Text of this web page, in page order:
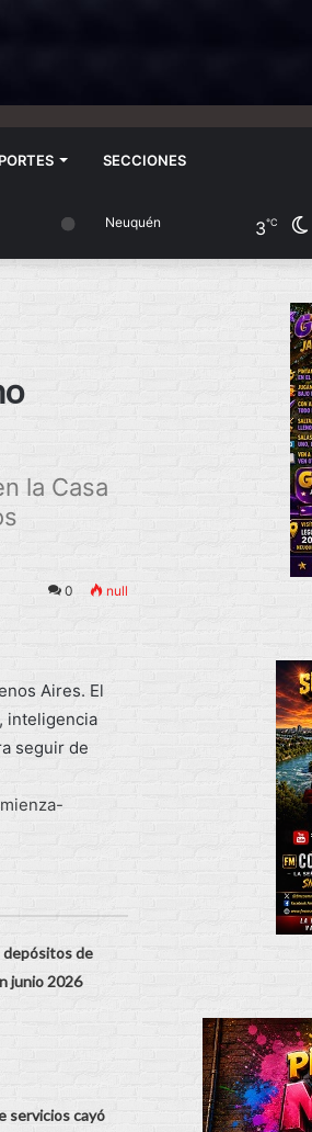
SECCIONES
Neuquén 3℃
la Casa
0 null
Aires. El
inteligencia
seguir de
depósitos de
junio 2026
servicios cayó